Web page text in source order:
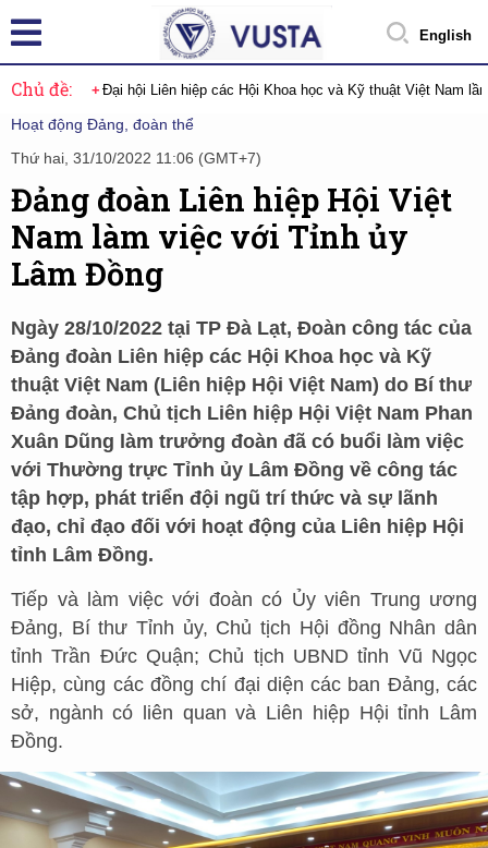
English
Chủ đề: Đại hội Liên hiệp các Hội Khoa học và Kỹ thuật Việt Nam
Hoạt động Đảng, đoàn thể
Thứ hai, 31/10/2022 11:06 (GMT+7)
Đảng đoàn Liên hiệp Hội Việt
Nam làm việc với Tỉnh ủy
Lâm Đồng
Ngày 28/10/2022 tại TP Đà Lạt, Đoàn công tác của
Đảng đoàn Liên hiệp các Hội Khoa học và Kỹ
thuật Việt Nam (Liên hiệp Hội Việt Nam) do Bí thư
Đảng đoàn, Chủ tịch Liên hiệp Hội Việt Nam Phan
Xuân Dũng làm trưởng đoàn đã có buổi làm việc
với Thường trực Tỉnh ủy Lâm Đồng về công tác
tập hợp, phát triển đội ngũ trí thức và sự lãnh
đạo, chỉ đạo đối với hoạt động của Liên hiệp Hội
tỉnh Lâm Đồng.
Tiếp và làm việc với đoàn có Ủy viên Trung ương
Đảng, Bí thư Tỉnh ủy, Chủ tịch Hội đồng Nhân dân
tỉnh Trần Đức Quận; Chủ tịch UBND tỉnh Vũ Ngọc
Hiệp, cùng các đồng chí đại diện các ban Đảng, các
sở, ngành có liên quan và Liên hiệp Hội tỉnh Lâm
Đồng.